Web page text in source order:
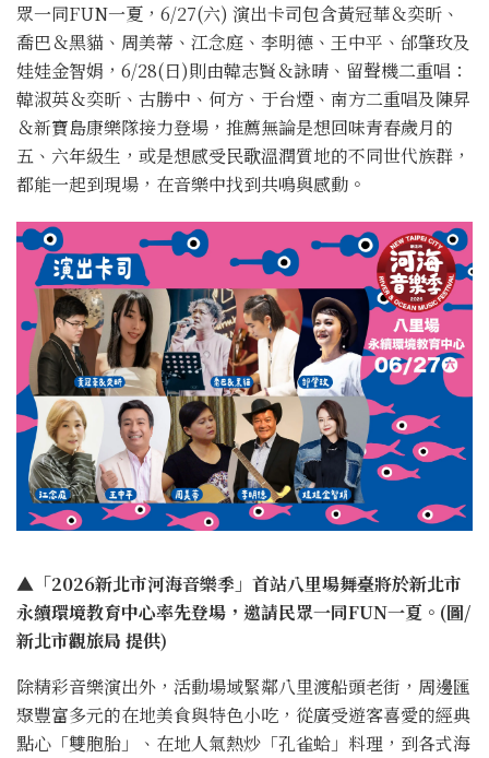
眾一同FUN一夏，6/27(六) 演出卡司包含黃冠華＆奕昕、
喬巴＆黑貓、周美蒂、江念庭、李明德、王中平、邰肇玫及
娃娃金智娟，6/28(日)則由韓志賢＆詠晴、留聲機二重唱：
韓淑英＆奕昕、古勝中、何方、于台煙、南方二重唱及陳昇
＆新寶島康樂隊接力登場，推薦無論是想回味青春歲月的
五、六年級生，或是想感受民歌溫潤質地的不同世代族群，
都能一起到現場，在音樂中找到共鳴與感動。
▲「2026新北市河海音樂季」首站八里場舞臺將於新北市
永續環境教育中心率先登場，邀請民眾一同FUN一夏。(圖/
新北市觀旅局 提供)
除精彩音樂演出外，活動場域緊鄰八里渡船頭老街，周邊匯
聚豐富多元的在地美食與特色小吃，從廣受遊客喜愛的經典
點心「雙胞胎」、在地人氣熱炒「孔雀蛤」料理，到各式海